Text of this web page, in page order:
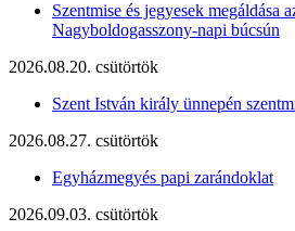
Szentmise és jegyesek megáldása
Nagyboldogasszony-napi búcsún
2026.08.20. csütörtök
Szent István király ünnepén
2026.08.27. csütörtök
Egyházmegyés papi zarándoklat
2026.09.03. csütörtök